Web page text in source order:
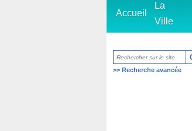
Accueil
La
Ville
>> Recherche avancée